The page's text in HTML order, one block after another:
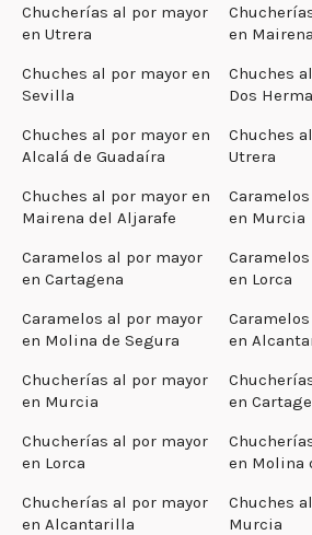
Chucherías al por mayor
en Utrera
en
Chuches al por mayor en
Sevilla
Chuches
Dos
Chuches al por mayor en
Alcalá de Guadaíra
Chuches
Utrera
Chuches al por mayor en
Mairena del Aljarafe
en Murcia
Caramelos al por mayor
en Cartagena
en Lorca
Caramelos al por mayor
en Molina de Segura
en
Chucherías al por mayor
en Murcia
en
Chucherías al por mayor
en Lorca
en Molina
Chucherías al por mayor
en Alcantarilla
Chuches
Murcia